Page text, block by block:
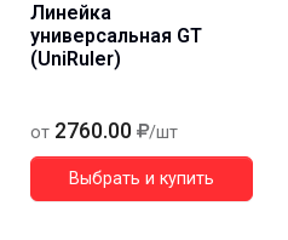
Линейка
универсальная GT
(UniRuler)
от 2760.00 /шт
Выбрать и купить